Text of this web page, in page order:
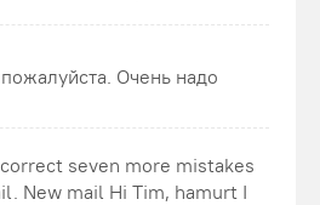
Очень надо
seven more mistakes
New mail Hi Tim, hamurt I